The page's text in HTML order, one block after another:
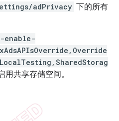
adPrivacy 下的所有
enable-
用共享存储空间。